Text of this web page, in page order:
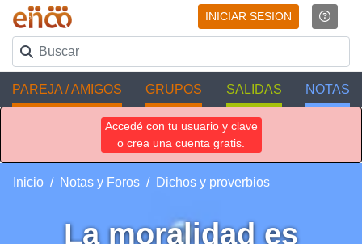
INICIAR SESION
PAREJA / AMIGOS GRUPOS SALIDAS NOTAS
Accedé con tu usuario y clave
o crea una cuenta gratis.
Inicio Notas y Foros Dichos y proverbios
La moralidad es